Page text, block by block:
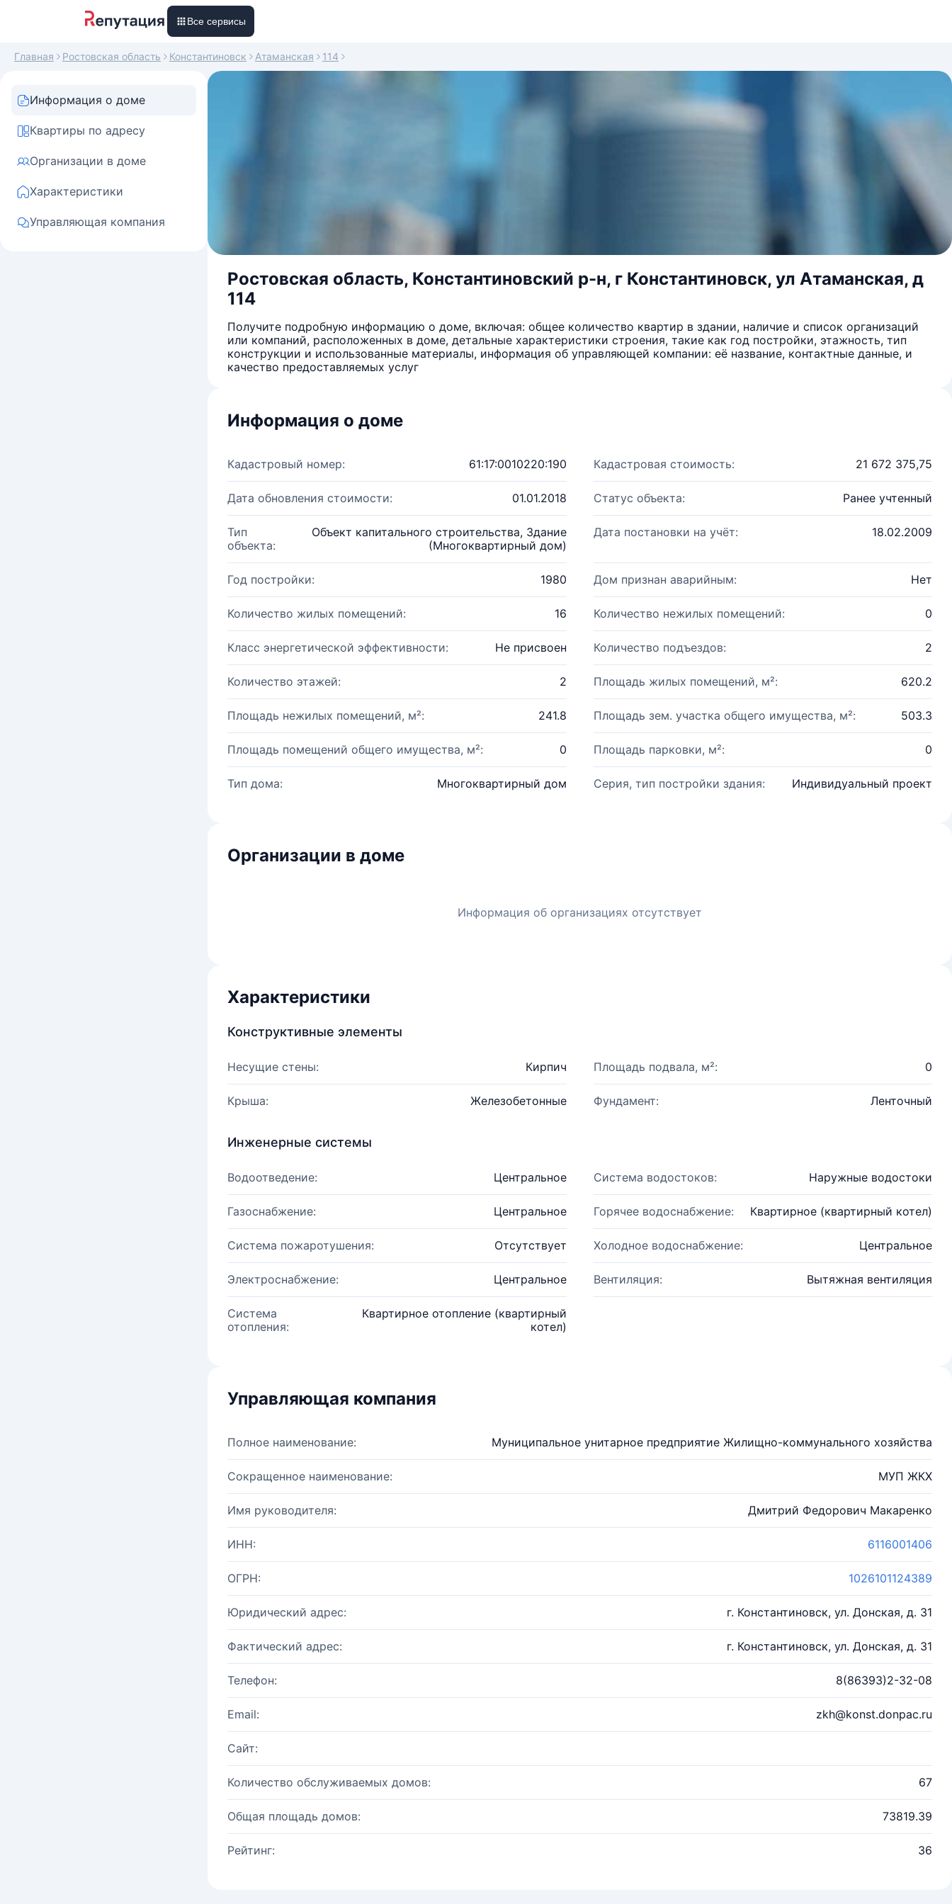
Все сервисы
Главная Ростовская область Константиновск Атаманская 114
Информация о доме
Квартиры по адресу
Организации в доме
Характеристики
Управляющая компания
Ростовская область, Константиновский р-н, г Константиновск, ул Атаманская, д
114
Получите подробную информацию о доме, включая: общее количество квартир в здании, наличие и список организаций
или компаний, расположенных в доме, детальные характеристики строения, такие как год постройки, этажность, тип
конструкции и использованные материалы, информация об управляющей компании: её название, контактные данные, и
качество предоставляемых услуг
Информация о доме
Кадастровый номер: 61:17:0010220:190 Кадастровая стоимость: 21 672 375,75
Дата обновления стоимости: 01.01.2018 Статус объекта: Ранее учтенный
Тип
объекта:
Объект капитального строительства, Здание
(Многоквартирный дом)
Дата постановки на учёт: 18.02.2009
Год постройки: 1980 Дом признан аварийным: Нет
Количество жилых помещений: 16 Количество нежилых помещений: 0
Класс энергетической эффективности: Не присвоен Количество подъездов: 2
Количество этажей: 2 Площадь жилых помещений, м²: 620.2
Площадь нежилых помещений, м²: 241.8 Площадь зем. участка общего имущества, м²: 503.3
Площадь помещений общего имущества, м²: 0 Площадь парковки, м²: 0
Тип дома: Многоквартирный дом Серия, тип постройки здания: Индивидуальный проект
Организации в доме
Информация об организациях отсутствует
Характеристики
Конструктивные элементы
Несущие стены: Кирпич Площадь подвала, м²: 0
Крыша: Железобетонные Фундамент: Ленточный
Инженерные системы
Водоотведение: Центральное Система водостоков: Наружные водостоки
Газоснабжение: Центральное Горячее водоснабжение: Квартирное (квартирный котел)
Система пожаротушения: Отсутствует Холодное водоснабжение: Центральное
Электроснабжение: Центральное Вентиляция: Вытяжная вентиляция
Система
отопления:
Квартирное отопление (квартирный
котел)
Управляющая компания
Полное наименование: Муниципальное унитарное предприятие Жилищно-коммунального хозяйства
Сокращенное наименование: МУП ЖКХ
Имя руководителя: Дмитрий Федорович Макаренко
ИНН: 6116001406
ОГРН: 1026101124389
Юридический адрес: г. Константиновск, ул. Донская, д. 31
Фактический адрес: г. Константиновск, ул. Донская, д. 31
Телефон: 8(86393)2-32-08
Email: zkh@konst.donpac.ru
Сайт:
Количество обслуживаемых домов: 67
Общая площадь домов: 73819.39
Рейтинг: 36